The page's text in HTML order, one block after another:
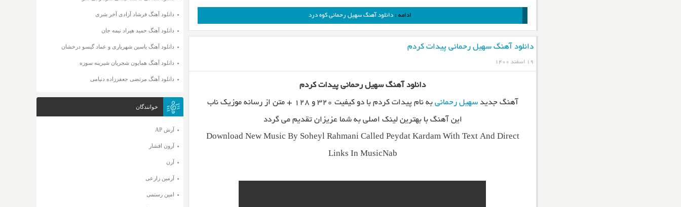
ادامه : دانلود آهنگ سهیل رحمانی کوه درد
دانلود آهنگ سهیل رحمانی پیدات کردم
۱۹ اسفند ۱۴۰۰
دانلود آهنگ سهیل رحمانی پیدات کردم
آهنگ جدیدسهیل رحمانی به نام پیدات کردم با دو کیفیت ۳۲۰ و ۱۲۸ + متن از رسانه موزیک ناب
این آهنگ با بهترین لینک اصلی به شما عزیزان تقدیم می گردد
Download New Music By Soheyl Rahmani Called Peydat Kardam With Text And Direct
Links In MusicNab
دانلود آهنگ فرشاد آزادی آخر شری
دانلود آهنگ حمید هیراد نیمه جان
دانلود آهنگ یاسین شهریاری و عماد گیسو درخشان
دانلود آهنگ همایون شجریان شیرینه سوزه
دانلود آهنگ مرتضی جعفرزاده دنیامی
خوانندگان
آرش AP
آرون افشار
آرن
آرمین زارعی
امین رستمی